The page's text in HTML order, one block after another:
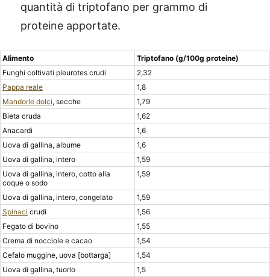
quantità di triptofano per grammo di
proteine apportate.
Alimento
Triptofano (g/100g proteine)
Funghi coltivati pleurotes crudi
2,32
Pappa reale
1,8
Mandorle dolci, secche
1,79
Bieta cruda
1,62
Anacardi
1,6
Uova di gallina, albume
1,6
Uova di gallina, intero
1,59
Uova di gallina, intero, cotto alla
coque o sodo
1,59
Uova di gallina, intero, congelato
1,59
Spinaci crudi
1,56
Fegato di bovino
1,55
Crema di nocciole e cacao
1,54
Cefalo muggine, uova [bottarga]
1,54
Uova di gallina, tuorlo
1,5